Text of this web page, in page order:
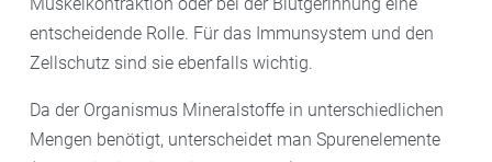
entscheidende Rolle. Für das Immunsystem und den
Zellschutz sind sie ebenfalls wichtig.
Da der Organismus Mineralstoffe in unterschiedlichen
Mengen benötigt, unterscheidet man Spurenelemente